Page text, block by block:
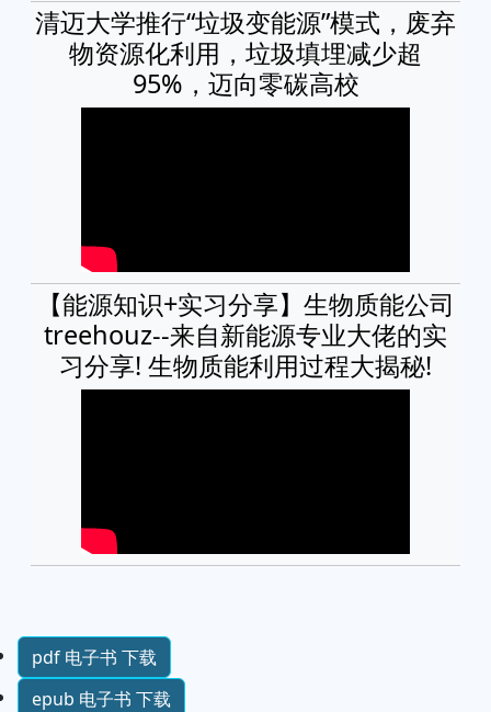
清迈大学推行“垃圾变能源”模式，废弃
物资源化利用，垃圾填埋减少超
95%，迈向零碳高校
【能源知识+实习分享】生物质能公司
treehouz--来自新能源专业大佬的实
习分享! 生物质能利用过程大揭秘!
pdf 电子书 下载
epub 电子书 下载